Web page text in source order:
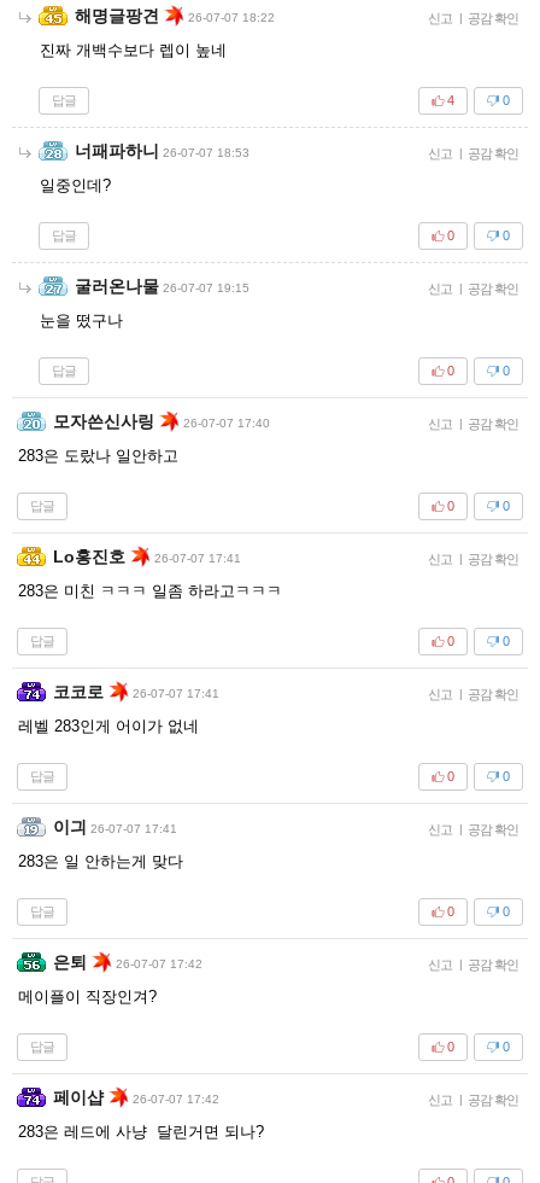
해명글팡견 26-07-07 18:22 신고 | 공감 확인
진짜 개백수보다 렙이 높네
답글 0
4
너패파하니 26-07-07 18:53 신고 | 공감 확인
일중인데?
답글 0
0
굴러온나물 26-07-07 19:15 신고 | 공감 확인
눈을 떴구나
답글 0
0
모자쓴신사링 26-07-07 17:40 신고 | 공감 확인
283은 도랐나 일안하고
답글 0
0
Lo홍진호 26-07-07 17:41 신고 | 공감 확인
283은 미친 ㅋㅋㅋ 일좀 하라고ㅋㅋㅋ
답글 0
0
코코로 26-07-07 17:41 신고 | 공감 확인
레벨 283인게 어이가 없네
답글 0
0
이긔 26-07-07 17:41 신고 | 공감 확인
283은 일 안하는게 맞다
답글 0
0
은퇴 26-07-07 17:42 신고 | 공감 확인
메이플이 직장인겨?
답글 0
0
페이샵 26-07-07 17:42 신고 | 공감 확인
283은 레드에 사냥 달린거면 되나?